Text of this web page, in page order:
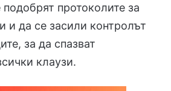
протоколите за
и да се засили контролът
за да спазват
клаузи.